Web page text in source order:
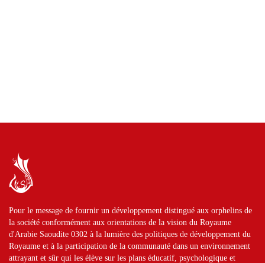
Pour le message de fournir un développement distingué aux orphelins de
la société conformément aux orientations de la vision du Royaume
d'Arabie Saoudite 0302 à la lumière des politiques de développement du
Royaume et à la participation de la communauté dans un environnement
attrayant et sûr qui les élève sur les plans éducatif, psychologique et